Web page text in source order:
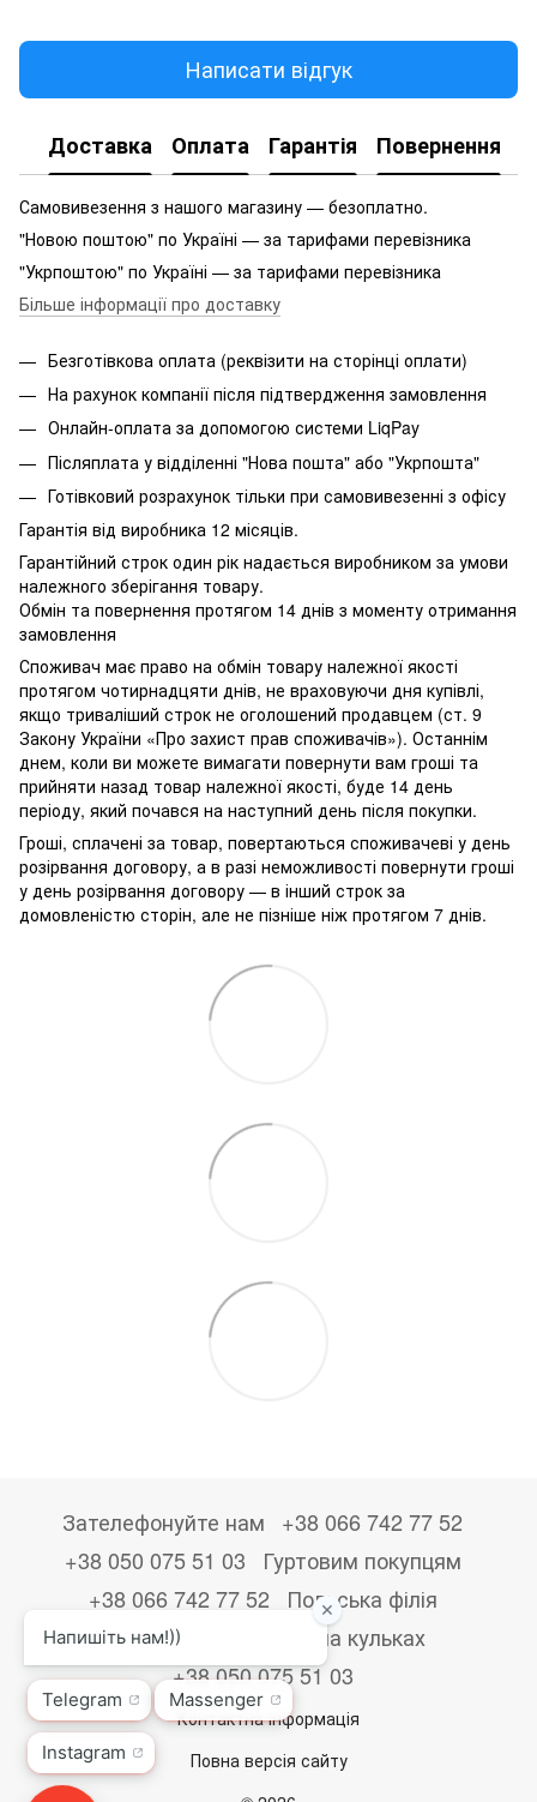
Написати відгук
Доставка Оплата Гарантія Повернення
Самовивезення з нашого магазину — безоплатно.
"Новою поштою" по Україні — за тарифами перевізника
"Укрпоштою" по Україні — за тарифами перевізника
Більше інформації про доставку
Безготівкова оплата (реквізити на сторінці оплати)
На рахунок компанії після підтвердження замовлення
Онлайн-оплата за допомогою системи LiqPay
Післяплата у відділенні "Нова пошта" або "Укрпошта"
Готівковий розрахунок тільки при самовивезенні з офісу
Гарантія від виробника 12 місяців.
Гарантійний строк один рік надається виробником за умови
належного зберігання товару.
Обмін та повернення протягом 14 днів з моменту отримання
замовлення
Споживач має право на обмін товару належної якості
протягом чотирнадцяти днів, не враховуючи дня купівлі,
якщо триваліший строк не оголошений продавцем (ст. 9
Закону України «Про захист прав споживачів»). Останнім
днем, коли ви можете вимагати повернути вам гроші та
прийняти назад товар належної якості, буде 14 день
періоду, який почався на наступний день після покупки.
Гроші, сплачені за товар, повертаються споживачеві у день
розірвання договору, а в разі неможливості повернути гроші
у день розірвання договору — в інший строк за
домовленістю сторін, але не пізніше ніж протягом 7 днів.
Зателефонуйте нам
+38 066 742 77 52
+38 050 075 51 03
Гуртовим покупцям
+38 066 742 77 52
Польська філія
+48533867723
Друк на кульках
+38 050 075 51 03
Контактна інформація
Повна версія сайту